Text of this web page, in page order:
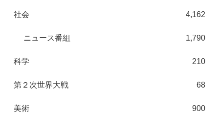
社会 4,162
ニュース番組 1,790
科学 210
第２次世界大戦 68
美術 900